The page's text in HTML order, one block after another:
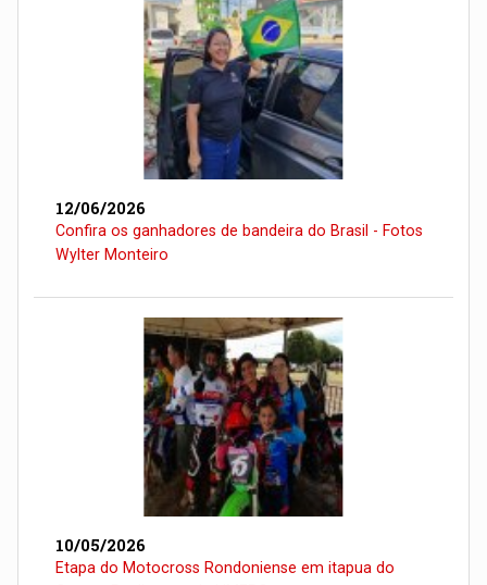
12/06/2026
Confira os ganhadores de bandeira do Brasil - Fotos
Wylter Monteiro
10/05/2026
Etapa do Motocross Rondoniense em itapua do